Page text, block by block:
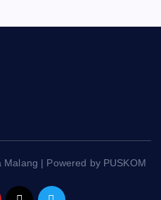
| Powered by PUSKOM